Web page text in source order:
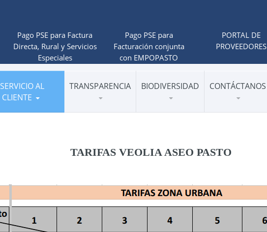
Pago PSE para Factura
Directa, Rural y Servicios
Especiales
Pago PSE para
Facturación conjunta
con EMPOPASTO
PORTAL DE
PROVEEDORES
SERVICIO AL
CLIENTE
TRANSPARENCIA BIODIVERSIDAD CONTÁCTANOS
TARIFAS VEOLIA ASEO PASTO